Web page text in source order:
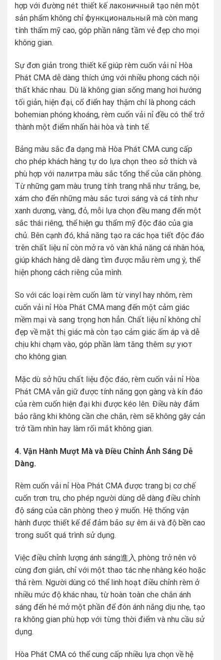
hợp với đường nét thiết kế лаконичный tạo nên một
sản phẩm không chỉ функциональный mà còn mang
tính thẩm mỹ cao, góp phần nâng tầm vẻ đẹp cho mọi
không gian.
Sự đơn giản trong thiết kế giúp rèm cuốn vải nỉ Hòa
Phát CMA dễ dàng thích ứng với nhiều phong cách nội
thất khác nhau. Dù là không gian sống mang hơi hướng
tối giản, hiện đại, cổ điển hay thậm chí là phong cách
bohemian phóng khoáng, rèm cuốn vải nỉ đều có thể trở
thành một điểm nhấn hài hòa và tinh tế.
Bảng màu sắc đa dạng mà Hòa Phát CMA cung cấp
cho phép khách hàng tự do lựa chọn theo sở thích và
phù hợp với палитра màu sắc tổng thể của căn phòng.
Từ những gam màu trung tính trang nhã như trắng, be,
xám cho đến những màu sắc tươi sáng và cá tính như
xanh dương, vàng, đỏ, mỗi lựa chọn đều mang đến một
sắc thái riêng, thể hiện gu thẩm mỹ độc đáo của gia
chủ. Bên cạnh đó, khả năng tạo ra các họa tiết độc đáo
trên chất liệu nỉ còn mở ra vô vàn khả năng cá nhân hóa,
giúp khách hàng dễ dàng tìm được mẫu rèm ưng ý, thể
hiện phong cách riêng của mình.
So với các loại rèm cuốn làm từ vinyl hay nhôm, rèm
cuốn vải nỉ Hòa Phát CMA mang đến một cảm giác
mềm mại và sang trọng hơn hẳn. Chất liệu nỉ không chỉ
đẹp về mặt thị giác mà còn tạo cảm giác ấm áp và dễ
chịu khi chạm vào, góp phần làm tăng thêm sự уют
cho không gian.
Mặc dù sở hữu chất liệu độc đáo, rèm cuốn vải nỉ Hòa
Phát CMA vẫn giữ được tính năng gọn gàng và kín đáo
của rèm cuốn hiện đại khi được kéo lên. Điều này đảm
bảo rằng khi không cần che chắn, rèm sẽ không gây cản
trở tầm nhìn hay làm rối mắt không gian.
4. Vận Hành Mượt Mà và Điều Chỉnh Ánh Sáng Dễ
Dàng.
Rèm cuốn vải nỉ Hòa Phát CMA được trang bị cơ chế
cuốn trơn tru, cho phép người dùng dễ dàng điều chỉnh
độ sáng của căn phòng theo ý muốn. Hệ thống vận
hành được thiết kế để đảm bảo sự êm ái và độ bền cao
trong suốt quá trình sử dụng.
Việc điều chỉnh lượng ánh sáng進入 phòng trở nên vô
cùng đơn giản, chỉ với một thao tác nhẹ nhàng kéo hoặc
thả rèm. Người dùng có thể linh hoạt điều chỉnh rèm ở
nhiều mức độ khác nhau, từ hoàn toàn che chắn ánh
sáng đến hé mở một phần để đón ánh nắng dịu nhẹ, tạo
ra không gian phù hợp với từng thời điểm và nhu cầu sử
dụng.
Hòa Phát CMA có thể cung cấp nhiều lựa chọn về hệ